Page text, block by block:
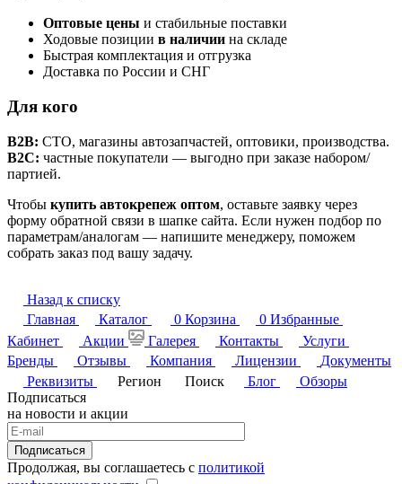
Оптовые цены и стабильные поставки
Ходовые позиции в наличии на складе
Быстрая комплектация и отгрузка
Доставка по России и СНГ
Для кого
B2B: СТО, магазины автозапчастей, оптовики, производства.
B2C: частные покупатели — выгодно при заказе набором/
партией.
Чтобы купить автокрепеж оптом, оставьте заявку через
форму обратной связи в шапке сайта. Если нужен подбор по
параметрам/аналогам — напишите менеджеру, поможем
собрать заказ под вашу задачу.
Назад к списку
Главная
Каталог 0 Корзина 0 Избранные
Кабинет
Акции Галерея Контакты
Услуги
Бренды
Отзывы Компания Лицензии
Документы
Реквизиты
Регион Поиск Блог
Обзоры
Подписаться
на новости и акции
Подписаться
Продолжая, вы соглашаетесь с политикой